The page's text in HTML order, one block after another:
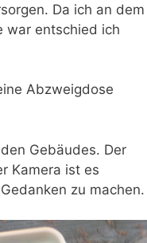
Da ich an dem
war entschied ich
Abzweigdose
Gebäudes. Der
Kamera ist es
zu machen.